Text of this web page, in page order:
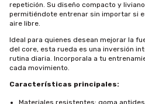
repetición. Su diseño compacto y
permitiéndote entrenar sin importar si
aire libre.
Ideal para quienes desean mejorar la
del core, esta rueda es una inversión
rutina diaria. Incorporala a tu
cada movimiento.
Características principales:
Materiales resistentes: goma